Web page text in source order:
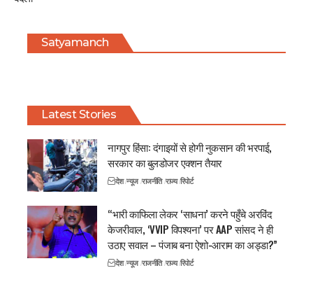
Satyamanch
Latest Stories
नागपुर हिंसा: दंगाइयों से होगी नुकसान की भरपाई,
सरकार का बुलडोजर एक्शन तैयार
देश न्यूज राजनीति राज्य रिपोर्ट
“भारी काफिला लेकर ‘साधना’ करने पहुँचे अरविंद
केजरीवाल, ‘VVIP विपश्यना’ पर AAP सांसद ने ही
उठाए सवाल – पंजाब बना ऐशो-आराम का अड्डा?”
देश न्यूज राजनीति राज्य रिपोर्ट